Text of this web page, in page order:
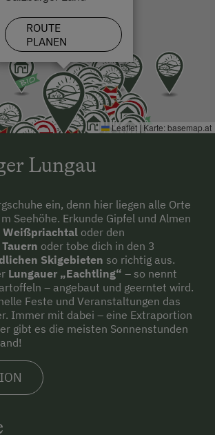
Familien
Unterkünfte
Urlaub
Auto
Unterkünfte
Höfe
ROUTE
PLANEN
Leaflet | Karte:basemap.at
Lungau
ein, denn hier liegen alle Orte
Seehöhe. Erkunde Gipfel und Almen
Weißpriachtal oder den
oder tobe dich in den 3
Skigebieten so richtig aus.
Lungauer „Eachtling“ – so nennt
– angebaut und geerntet wird.
Feste und Veranstaltungen das
Immer mit dabei – eine Extraportion
gibt es die meisten Sonnenstunden